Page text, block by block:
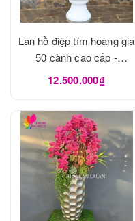
Lan hồ điệp tím hoàng gia
50 cành cao cấp -
LHD1182
12.500.000₫